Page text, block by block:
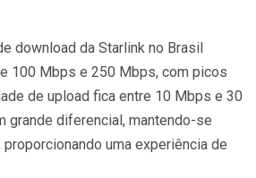
download da Starlink no Brasil
100 Mbps e 250 Mbps, com picos
de upload fica entre 10 Mbps e 30
grande diferencial, mantendo-se
uma experiência de